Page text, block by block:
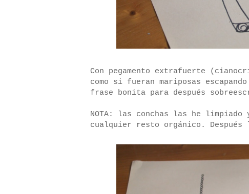
Con pegamento extrafuerte
como si fueran mariposas
frase bonita para después
NOTA: las conchas las he limpiado
cualquier resto orgánico. Después